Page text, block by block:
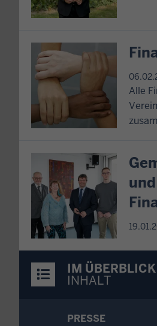
Alle
IM ÜBERBLICK
INHALT
PRESSE